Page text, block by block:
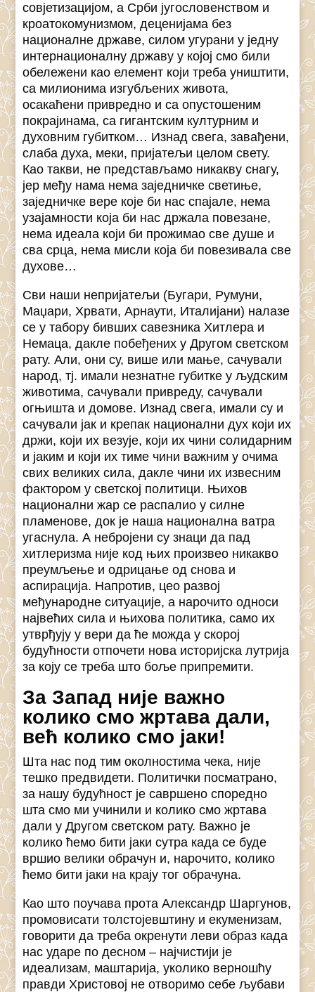
совјетизацијом, а Срби југословенством и
кроатокомунизмом, деценијама без
националне државе, силом угурани у једну
интернационалну државу у којој смо били
обележени као елемент који треба уништити,
са милионима изгубљених живота,
осакаћени привредно и са опустошеним
покрајинама, са гигантским културним и
духовним губитком… Изнад свега, завађени,
слаба духа, меки, пријатељи целом свету.
Као такви, не представљамо никакву снагу,
јер међу нама нема заједничке светиње,
заједничке вере које би нас спајале, нема
узајамности која би нас држала повезане,
нема идеала који би прожимао све душе и
сва срца, нема мисли која би повезивала све
духове…
Сви наши непријатељи (Бугари, Румуни,
Маџари, Хрвати, Арнаути, Италијани) налазе
се у табору бивших савезника Хитлера и
Немаца, дакле побеђених у Другом светском
рату. Али, они су, више или мање, сачували
народ, тј. имали незнатне губитке у људским
животима, сачували привреду, сачували
огњишта и домове. Изнад свега, имали су и
сачували јак и крепак национални дух који их
држи, који их везује, који их чини солидарним
и јаким и који их тиме чини важним у очима
свих великих сила, дакле чини их извесним
фактором у светској политици. Њихов
национални жар се распалио у силне
пламенове, док је наша национална ватра
угаснула. А небројени су знаци да пад
хитлеризма није код њих произвео никакво
преумљење и одрицање од снова и
аспирација. Напротив, цео развој
међународне ситуације, а нарочито односи
највећих сила и њихова политика, само их
утврђују у вери да ће можда у скорој
будућности отпочети нова историјска лутрија
за коју се треба што боље припремити.
За Запад није важно
кoлико смо жртава дали,
већ колико смо јаки!
Шта нас под тим околностима чека, није
тешко предвидети. Политички посматрано,
за нашу будућност је савршено споредно
шта смо ми учинили и колико смо жртава
дали у Другом светском рату. Важно је
колико ћемо бити јаки сутра када се буде
вршио велики обрачун и, нарочито, колико
ћемо бити јаки на крају тог обрачуна.
Као што поучава прота Александр Шаргунов,
промовисати толстојевштину и екуменизам,
говорити да треба окренути леви образ када
нас ударе по десном – најчистији је
идеализам, маштарија, уколико верношћу
правди Христовој не отворимо себе љубави